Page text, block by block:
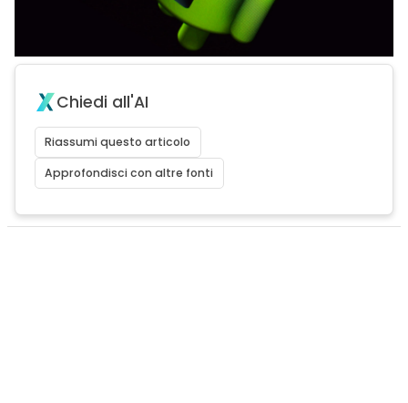
Chiedi all'AI
Riassumi questo articolo
Approfondisci con altre fonti